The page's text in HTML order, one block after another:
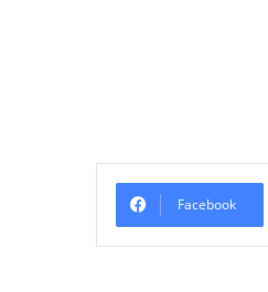
Facebook